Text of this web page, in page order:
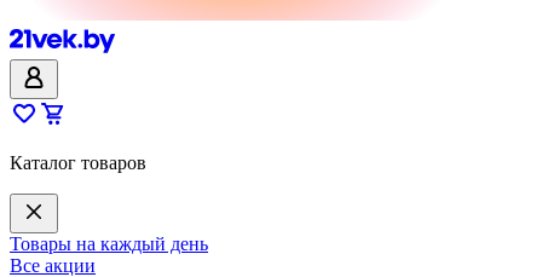
Каталог товаров
Товары на каждый день
Все акции